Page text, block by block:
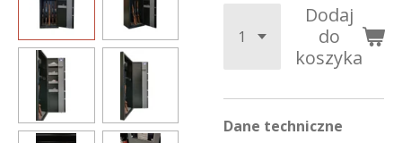
Dodaj
do
koszyka
Dane techniczne